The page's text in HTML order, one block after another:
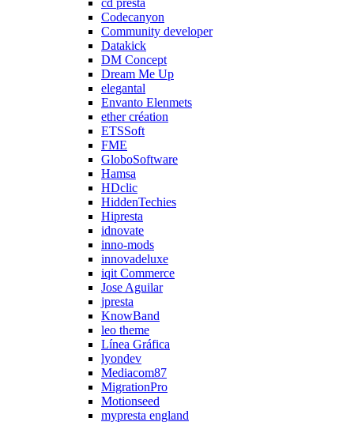
Codecanyon
Community developer
Datakick
DM Concept
Dream Me Up
elegantal
Envanto Elenmets
ether création
ETSSoft
FME
GloboSoftware
Hamsa
HDclic
HiddenTechies
Hipresta
idnovate
inno-mods
innovadeluxe
iqit Commerce
Jose Aguilar
jpresta
KnowBand
leo theme
Línea Gráfica
lyondev
Mediacom87
MigrationPro
Motionseed
mypresta england